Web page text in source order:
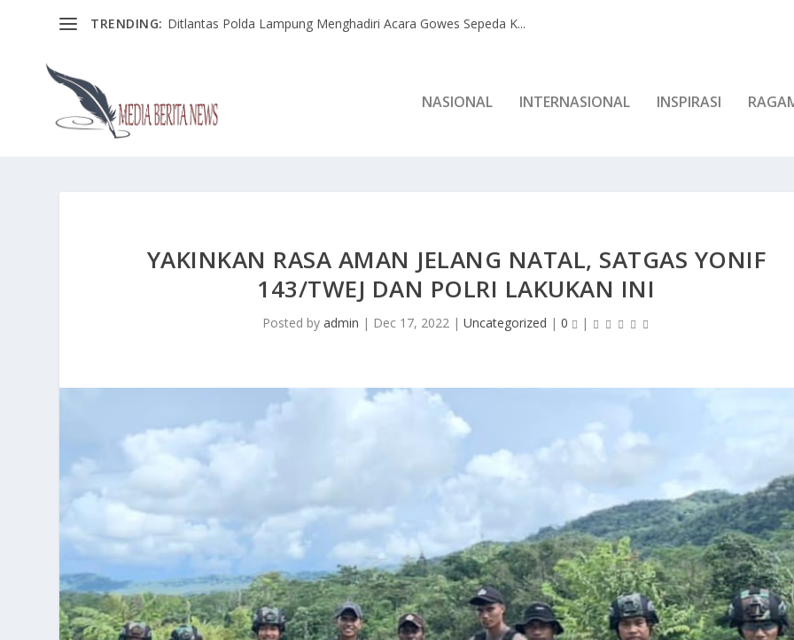
TRENDING: Ditlantas Polda Lampung Menghadiri Acara Gowes Sepeda K...
NASIONAL INTERNASIONAL INSPIRASI
YAKINKAN RASA AMAN JELANG NATAL, SATGAS YONIF
143/TWEJ DAN POLRI LAKUKAN INI
Posted by admin | Dec 17, 2022| Uncategorized | 0 |